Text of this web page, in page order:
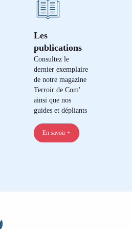
Les
publications
Consultez le
dernier exemplaire
de notre magazine
Terroir de Com'
ainsi que nos
guides et dépliants
En savoir +